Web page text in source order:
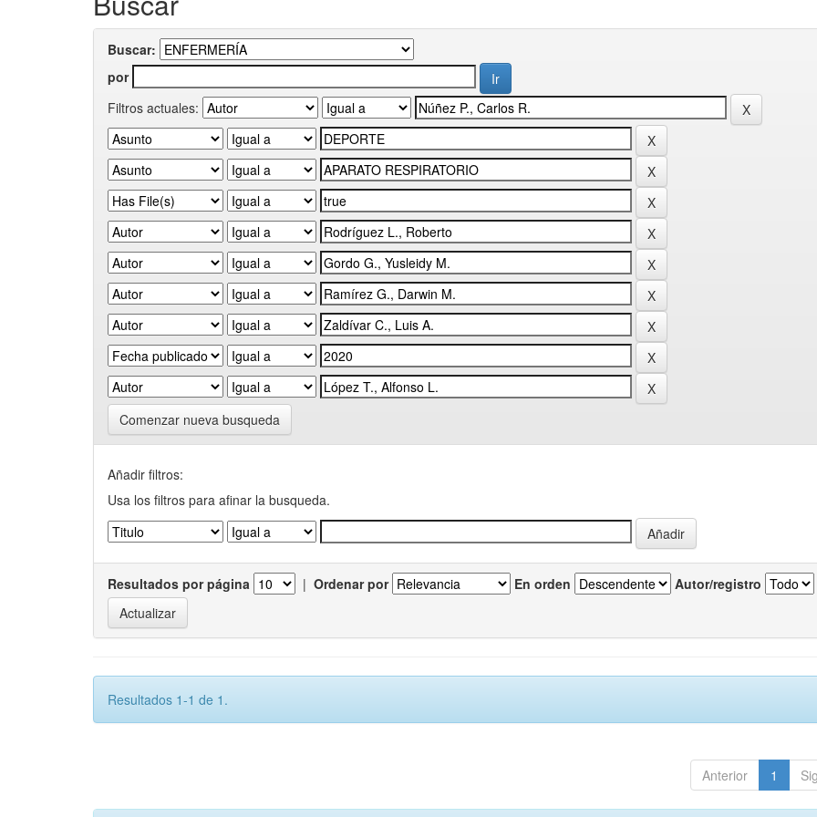
Buscar:
por
Filtros actuales:
Comenzar nueva busqueda
Añadir filtros:
Usa los filtros para afinar la busqueda.
Resultados por página | Ordenar por En orden Autor/registro
Resultados 1-1 de 1.
Anterior 1